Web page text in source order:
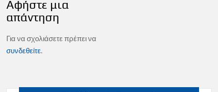
Αφήστε μια
απάντηση
Για να σχολιάσετε πρέπει να
συνδεθείτε.